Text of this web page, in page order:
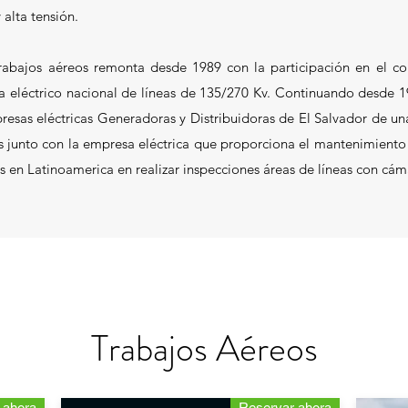
tensión.
aéreos remonta desde 1989 con la participación en el
eléctrico nacional de líneas de 135/270 Kv. Continuando desde
eléctricas Generadoras y Distribuidoras de El Salvador de
junto con la empresa eléctrica que proporciona el mantenimiento
en Latinoamerica en realizar inspecciones áreas de líneas con
Trabajos Aéreos